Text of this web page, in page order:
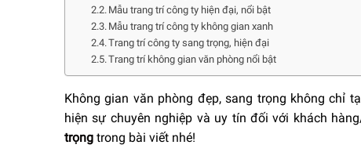
Mẫu trang trí công ty hiện đại, nổi bật
Mẫu trang trí công ty không gian xanh
Trang trí công ty sang trọng, hiện đại
Trang trí không gian văn phòng nổi bật
Không gian văn phòng đẹp, sang trọng không chỉ
hiện sự chuyên nghiệp và uy tín đối với khách
trọng trong bài viết nhé!